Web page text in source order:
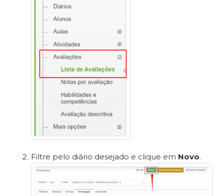
Filtre pelo diário desejado e clique em Novo.